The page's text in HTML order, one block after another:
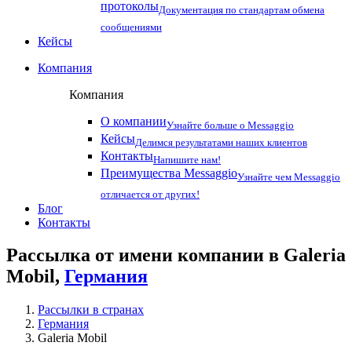
протоколыДокументация по стандартам обмена
сообщениями
Кейсы
Компания
Компания
О компанииУзнайте больше о Messaggio
КейсыДелимся результатами наших клиентов
КонтактыНапишите нам!
Преимущества MessaggioУзнайте чем Messaggio
отличается от других!
Блог
Контакты
Рассылка от имени компании в Galeria
Mobil, Германия
Рассылки в странах
Германия
Galeria Mobil